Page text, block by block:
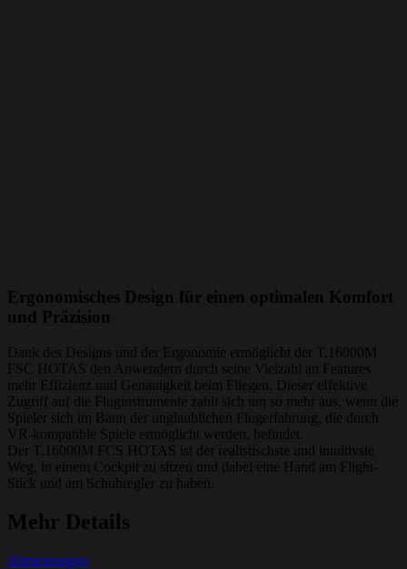
Ergonomisches Design für einen optimalen Komfort
und Präzision
Dank des Designs und der Ergonomie ermöglicht der T.16000M
FSC HOTAS den Anwendern durch seine Vielzahl an Features
mehr Effizienz und Genauigkeit beim Fliegen. Dieser effektive
Zugriff auf die Fluginstrumente zahlt sich um so mehr aus, wenn die
Spieler sich im Bann der unglaublichen Flugerfahrung, die durch
VR-kompatible Spiele ermöglicht werden, befindet.
Der T.16000M FCS HOTAS ist der realistischste und intuitivste
Weg, in einem Cockpit zu sitzen und dabei eine Hand am Flight-
Stick und am Schubregler zu haben.
Mehr Details
Abmessungen